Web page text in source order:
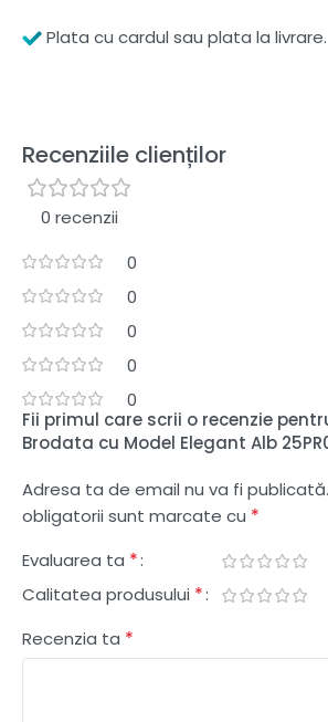
Plata cu cardul sau plata la livrare.
Recenziile clienților
0 recenzii
0
0
0
0
0
Fii primul care scrii o recenzie
Brodata cu Model Elegant Alb
Adresa ta de email nu va fi publicată.
obligatorii sunt marcate cu *
Evaluarea ta *
Calitatea produsului *
Recenzia ta *